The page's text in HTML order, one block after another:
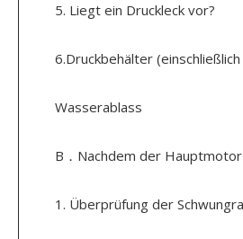
5. Liegt ein Druckleck vor?
6.Druckbehälter
Wasserablass
B．Nachdem der
1. Überprüfung der